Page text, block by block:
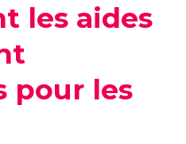
les aides
pour les